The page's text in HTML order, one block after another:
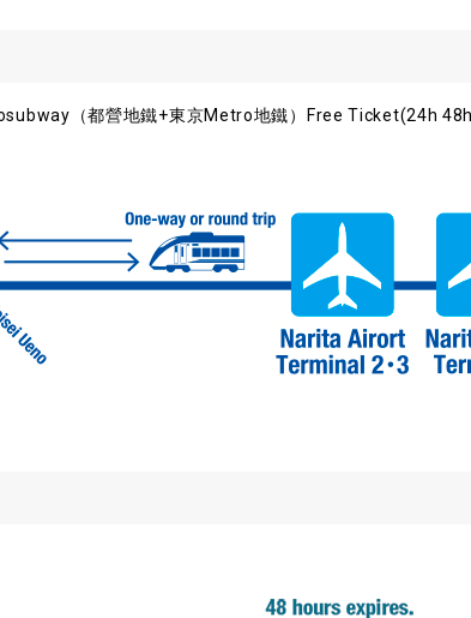
（都營地鐵+東京Metro地鐵）Free Ticket(24h